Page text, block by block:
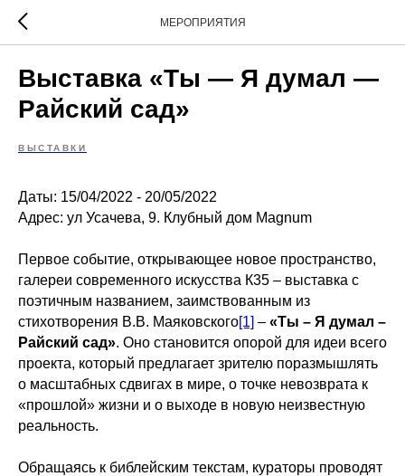
МЕРОПРИЯТИЯ
Выставка «Ты — Я думал —
Райский сад»
ВЫСТАВКИ
Даты: 15/04/2022 - 20/05/2022
Адрес: ул Усачева, 9. Клубный дом Magnum
Первое событие, открывающее новое пространство,
галереи современного искусства К35 – выставка с
поэтичным названием, заимствованным из
стихотворения В.В. Маяковского[1] – «Ты – Я думал –
Райский сад». Оно становится опорой для идеи всего
проекта, который предлагает зрителю поразмышлять
о масштабных сдвигах в мире, о точке невозврата к
«прошлой» жизни и о выходе в новую неизвестную
реальность.
Обращаясь к библейским текстам, кураторы проводят